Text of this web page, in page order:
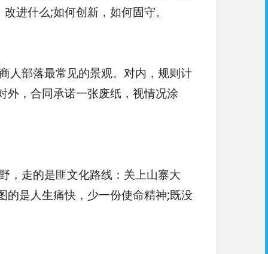
进什么;如何创新，如何固守。
人部落最常见的景观。对内，规则计
外，合同承诺一张废纸，视情况涂
，走的是匪文化路线：关上山寨大
的是人生痛快，少一份使命精神;既没